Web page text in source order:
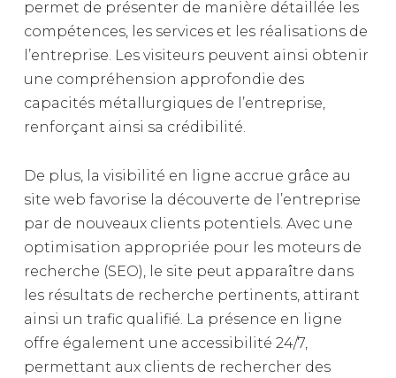
permet de présenter de manière détaillée les
compétences, les services et les réalisations de
l’entreprise. Les visiteurs peuvent ainsi obtenir
une compréhension approfondie des
capacités métallurgiques de l’entreprise,
renforçant ainsi sa crédibilité.
De plus, la visibilité en ligne accrue grâce au
site web favorise la découverte de l’entreprise
par de nouveaux clients potentiels. Avec une
optimisation appropriée pour les moteurs de
recherche (SEO), le site peut apparaître dans
les résultats de recherche pertinents, attirant
ainsi un trafic qualifié. La présence en ligne
offre également une accessibilité 24/7,
permettant aux clients de rechercher des